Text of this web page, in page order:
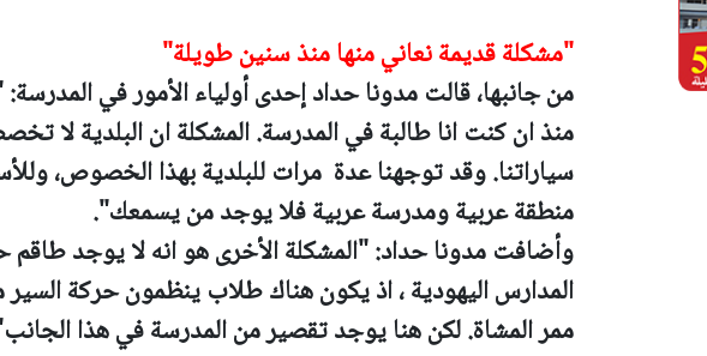
"مشكلة قديمة نعاني منها منذ سنين طويلة"
من جانبها، قالت مدونا حداد إحدى أولياء الأمور في
منذ ان كنت انا طالبة في المدرسة. المشكلة ان البلدية لا
سياراتنا. وقد توجهنا عدة مرات للبلدية بهذا الخصوص،
منطقة عربية ومدرسة عربية فلا يوجد من يسمعك".
وأضافت مدونا حداد: "المشكلة الأخرى هو انه لا يوجد
المدارس اليهودية ، اذ يكون هناك طلاب ينظمون حركة
ممر المشاة. لكن هنا يوجد تقصير من المدرسة في هذا